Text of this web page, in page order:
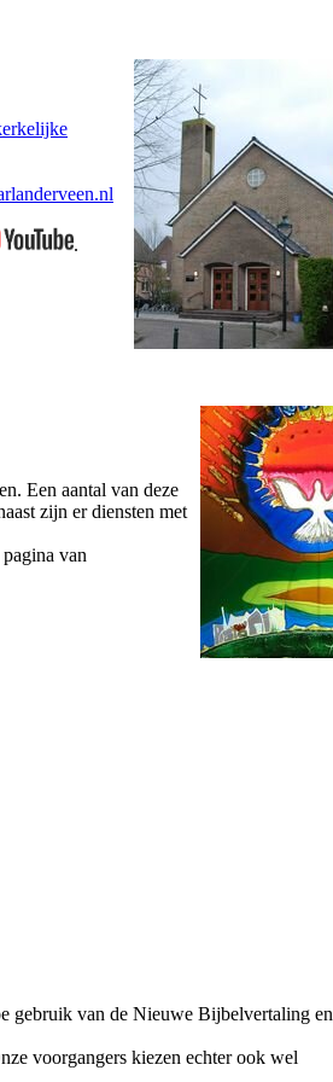
.
Een aantal van deze
zijn er diensten met
van
gebruik van de Nieuwe Bijbelvertaling en
voorgangers kiezen echter ook wel